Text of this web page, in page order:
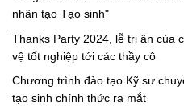
nhân tạo Tạo sinh"
Thanks Party 2024, lễ tri ân của
vệ tốt nghiệp tới các thầy cô
Chương trình đào tạo Kỹ sư
tạo sinh chính thức ra mắt